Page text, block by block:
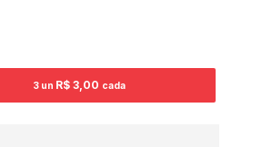
3 un R$ 3,00 cada